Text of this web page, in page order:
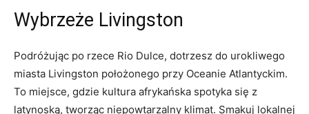
Wybrzeże ⁣Livingston
Podróżując po ‌rzece⁣ Rio ⁢Dulce, dotrzesz⁣ do‍ urokliwego ​
miasta Livingston położonego‌ przy ‌Oceanie ⁢Atlantyckim.
To⁤ miejsce, gdzie‌ kultura afrykańska spotyka się z
latynoską, tworząc⁣ niepowtarzalny ⁣klimat. Smakuj lokalnej